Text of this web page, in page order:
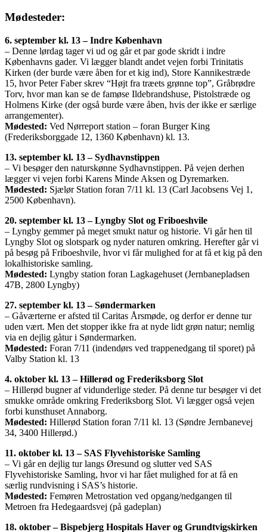
Mødesteder:
6. september kl. 13 – Indre København
– Denne lørdag tager vi ud og går et par gode skridt i indre
Københavns gader. Vi lægger blandt andet vejen forbi Trinitatis
Kirken (der burde være åben for et kig ind), Store Kannikestræde
15, hvor Peter Faber skrev “Højt fra træets grønne top”, Gråbrødre
Torv, hvor man kan se de famøse Ildebrandshuse, Pistolstræde og
Holmens Kirke (der også burde være åben, hvis der ikke er særlige
arrangementer).
Mødested: Ved Nørreport station – foran Burger King
(Frederiksborggade 12, 1360 København) kl. 13.
13. september kl. 13 – Sydhavnstippen
– Vi besøger den naturskønne Sydhavnstippen. På vejen derhen
lægger vi vejen forbi Karens Minde Aksen og Dyremarken.
Mødested: Sjælør Station foran 7/11 kl. 13 (Carl Jacobsens Vej 1,
2500 København).
20. september kl. 13 – Lyngby Slot og Friboeshvile
– Lyngby gemmer på meget smukt natur og historie. Vi går hen til
Lyngby Slot og slotspark og nyder naturen omkring. Herefter går vi
på besøg på Friboeshvile, hvor vi får mulighed for at få et kig på den
lokalhistoriske samling.
Mødested: Lyngby station foran Lagkagehuset (Jernbanepladsen
47B, 2800 Lyngby)
27. september kl. 13 – Søndermarken
– Gåværterne er afsted til Caritas Årsmøde, og derfor er denne tur
uden vært. Men det stopper ikke fra at nyde lidt grøn natur; nemlig
via en dejlig gåtur i Søndermarken.
Mødested: Foran 7/11 (indendørs ved trappenedgang til sporet) på
Valby Station kl. 13
4. oktober kl. 13 – Hillerød og Frederiksborg Slot
– Hillerød bugner af vidunderlige steder. På denne tur besøger vi det
smukke område omkring Frederiksborg Slot. Vi lægger også vejen
forbi kunsthuset Annaborg.
Mødested: Hillerød Station foran 7/11 kl. 13 (Søndre Jernbanevej
34, 3400 Hillerød.)
11. oktober kl. 13 – SAS Flyvehistoriske Samling
– Vi går en dejlig tur langs Øresund og slutter ved SAS
Flyvehistoriske Samling, hvor vi har fået mulighed for at få en
særlig rundvisning i SAS’s historie.
Mødested: Femøren Metrostation ved opgang/nedgangen til
Metroen fra Hedegaardsvej (på gadeplan)
18. oktober – Bispebjerg Hospitals Haver og Grundtvigskirken